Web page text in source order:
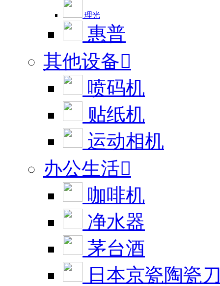
理光
惠普
其他设备
喷码机
贴纸机
运动相机
办公生活
咖啡机
净水器
茅台酒
日本京瓷陶瓷